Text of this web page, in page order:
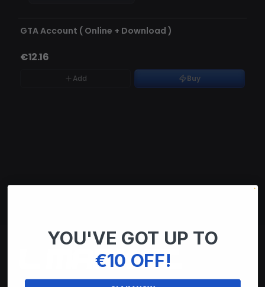
GTA Account ( Online + Download )
€12.16
Add Buy
YOU'VE GOT UP TO
€10 OFF!